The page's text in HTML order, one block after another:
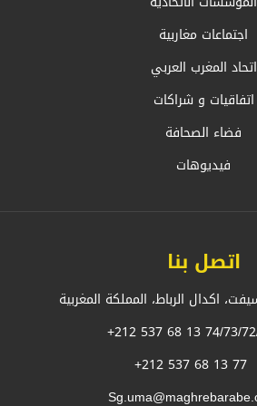
اجتماعات مغاربية
اتحاد المغرب العربي
اتفاقيات و شراكات
فضاء الصحافة
فيديوهات
اتصل بنا
77 13 68 537 212+